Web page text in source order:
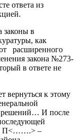
ответа из
законы в
как
расширенного
закона №273-
в ответе не
вернуться к этому
решений… И после
П<…….> –